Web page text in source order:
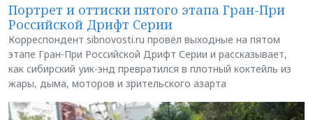
Портрет и оттиски пятого этапа Гран-При
Российской Дрифт Серии
Корреспондент sibnovosti.ru провёл выходные на пятом
этапе Гран-При Российской Дрифт Серии и рассказывает,
как сибирский уик-энд превратился в плотный коктейль из
жары, дыма, моторов и зрительского азарта